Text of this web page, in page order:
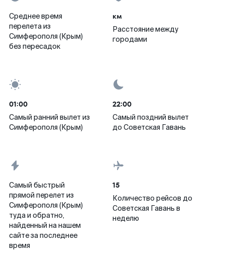
Среднее время
перелета из
Симферополя (Крым)
без пересадок
км
Расстояние между
городами
01:00
Самый ранний вылет из
Симферополя (Крым)
22:00
Самый поздний вылет
до Советская Гавань
Самый быстрый
прямой перелет из
Симферополя (Крым)
туда и обратно,
найденный на нашем
сайте за последнее
время
15
Количество рейсов до
Советская Гавань в
неделю